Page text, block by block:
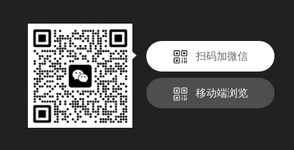
扫码加微信
移动端浏览